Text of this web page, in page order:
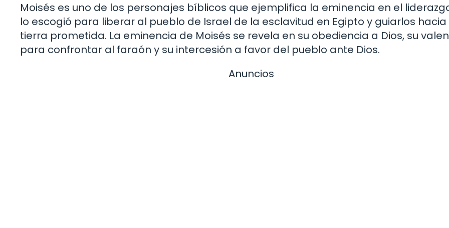
Moisés es uno de los personajes bíblicos que ejemplifica la eminencia en el
lo escogió para liberar al pueblo de Israel de la esclavitud en Egipto y guiarlos
tierra prometida. La eminencia de Moisés se revela en su obediencia a Dios, su
para confrontar al faraón y su intercesión a favor del pueblo ante Dios.
Anuncios